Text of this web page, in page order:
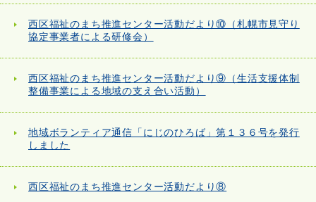
西区福祉のまち推進センター活動だより⑩（札幌市見守り
協定事業者による研修会）
西区福祉のまち推進センター活動だより⑨（生活支援体制
整備事業による地域の支え合い活動）
地域ボランティア通信「にじのひろば」第１３６号を発行
しました
西区福祉のまち推進センター活動だより⑧